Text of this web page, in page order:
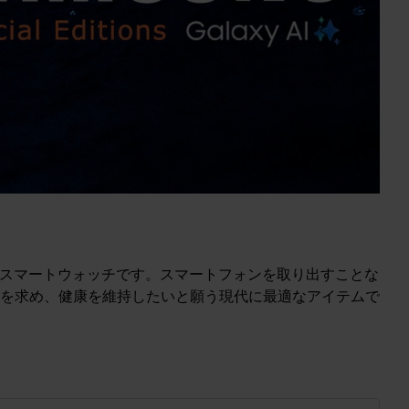
ートウォッチです。スマートフォンを取り出すことな
求め、健康を維持したいと願う現代に最適なアイテムで